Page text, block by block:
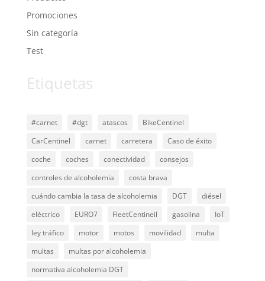
Promociones
Sin categoría
Test
Etiquetas
#carnet #dgt atascos
BikeCentinel
CarCentinel
carnet carretera
Caso de éxito
coche
coches conectividad
consejos
controles de alcoholemia
costa brava
cuándo cambia la tasa de alcoholemia
DGT
diésel
eléctrico
EURO7 FleetCentineil gasolina
IoT
ley tráfico
motor motos movilidad
multa
multas
multas por alcoholemia
normativa alcoholemia DGT